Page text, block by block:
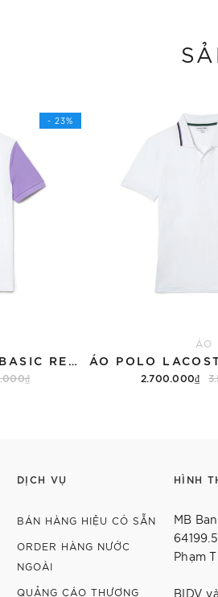
- 23%
ÁO POLO LACOSTE BASIC REGULAR FIT 'COLOR'
ÁO
2.700.000₫
DỊCH VỤ
BÁN HÀNG HIỆU CÓ SẴN
ORDER HÀNG NƯỚC
NGOÀI
QUẢNG CÁO THƯƠNG
HÌNH
MB
Phạm
BIDV